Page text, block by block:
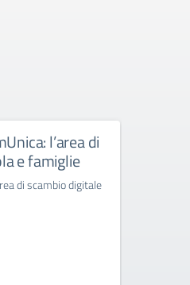
l’area di
e famiglie
di scambio digitale